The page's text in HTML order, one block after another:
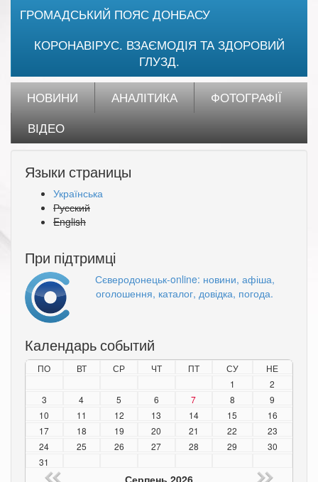
ГРОМАДСЬКИЙ ПОЯС ДОНБАСУ
КОРОНАВІРУС. ВЗАЄМОДІЯ ТА ЗДОРОВИЙ
ГЛУЗД.
НОВИНИ АНАЛІТИКА
ФОТОГРАФІЇ
ВІДЕО
Языки страницы
Українська
Русский
English
При підтримці
Сєверодонецьк-online: новини, афіша,
оголошення, каталог, довідка, погода.
Календарь событий
ПО ВТ СР ЧТ ПТ СУ
НЕ
1
2
3
4 5 6 7 8
9
10
11 12 13 14 15
16
17
18 19 20 21 22
23
24
25 26 27 28 29
30
31
Серпень 2026